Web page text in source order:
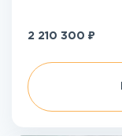
2 210 300 ₽